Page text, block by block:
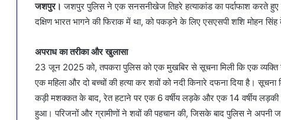
जशपुर। जशपुर पुलिस ने एक सनसनीखेज तिहरे हत्याकांड का पर्दाफाश करते हुए
दक्षिण भारत भागने की फिराक में था, को पकड़ने के लिए एसएसपी शशि मोहन
अपराध का तरीका और खुलासा
23 जून 2025 को, तपकरा पुलिस को एक मुखबिर से सूचना मिली कि एक व्यक्ति
एक महिला और दो बच्चों की हत्या कर शवों को नदी किनारे दफना दिया है।
कड़ी मशक्कत के बाद, रेत हटाने पर एक 6 वर्षीय लड़के और एक 14 वर्षीय
हुआ। परिजनों और ग्रामीणों ने शवों की पहचान की, जिसके बाद पुलिस ने अपनी